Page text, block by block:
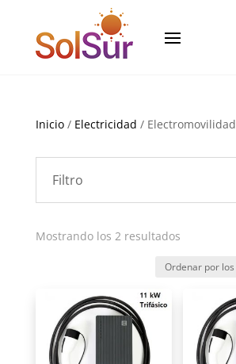
Inicio/ Electricidad / Electromovilidad
Filtro
Mostrando los 2 resultadosOrdenado
los